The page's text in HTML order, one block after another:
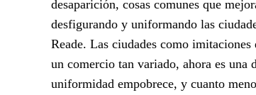
desaparición, cosas comunes que
desfigurando y uniformando las
Reade. Las ciudades como
un comercio tan variado, ahora es una
uniformidad empobrece, y cuanto